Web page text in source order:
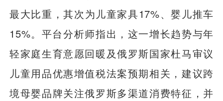
最大比重，其次为儿童家具17%、婴儿推车
15%。平台分析师指出，这一增长趋势与年
轻家庭生育意愿回暖及俄罗斯国家杜马审议
儿童用品优惠增值税法案预期相关，建议跨
境母婴品牌关注俄罗斯多渠道消费特征，并